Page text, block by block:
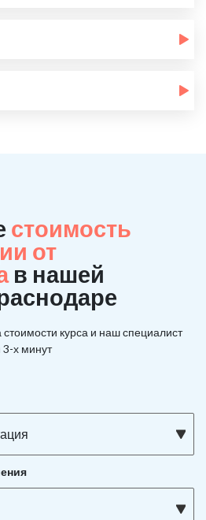
стоимость
от
в нашей
курса и наш специалист
3-х минут